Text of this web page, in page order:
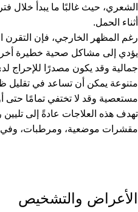
الشعري، حيث غالبًا ما يبدأ خلال
أثناء الحمل.
رغم المظهر الخارجي، فإن
يؤدي إلى مشاكل صحية خطيرة
جمالية وقد يكون مصدرًا للإحراج
متنوعة يمكن أن تساعد في تقليل
مستعصية وقد لا تختفي تمامًا حتى
تهدف هذه العلاجات عادةً إلى
مقشرات موضعية، ومرطبات، وفي
الأعراض والتشخيص